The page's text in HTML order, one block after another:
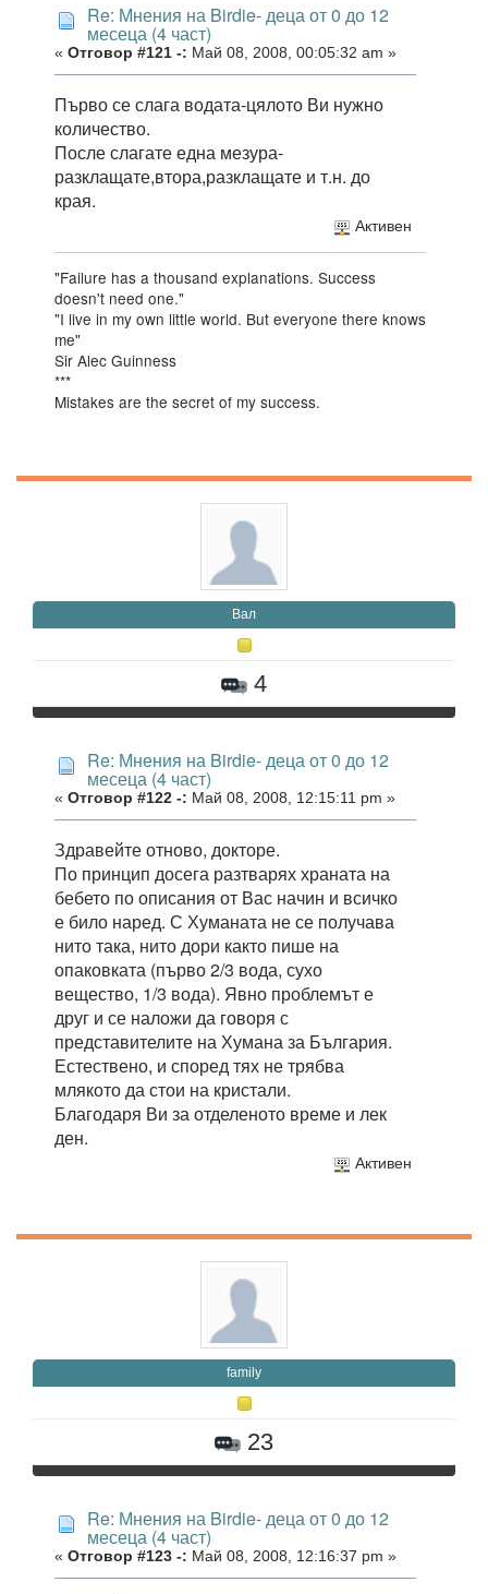
Re: Мнения на Birdie- деца от 0 до 12
месеца (4 част)
« Отговор #121 -: Май 08, 2008, 00:05:32 am »
Първо се слага водата-цялото Ви нужно
количество.
После слагате една мезура-
разклащате,втора,разклащате и т.н. до
края.
Активен
"Failure has a thousand explanations. Success
doesn't need one."
"I live in my own little world. But everyone there knows
me"
Sir Alec Guinness
***
Mistakes are the secret of my success.
Вал
4
Re: Мнения на Birdie- деца от 0 до 12
месеца (4 част)
« Отговор #122 -: Май 08, 2008, 12:15:11 pm »
Здравейте отново, докторе.
По принцип досега разтварях храната на
бебето по описания от Вас начин и всичко
е било наред. С Хуманата не се получава
нито така, нито дори както пише на
опаковката (първо 2/3 вода, сухо
вещество, 1/3 вода). Явно проблемът е
друг и се наложи да говоря с
представителите на Хумана за България.
Естествено, и според тях не трябва
млякото да стои на кристали.
Благодаря Ви за отделеното време и лек
ден.
Активен
family
23
Re: Мнения на Birdie- деца от 0 до 12
месеца (4 част)
« Отговор #123 -: Май 08, 2008, 12:16:37 pm »